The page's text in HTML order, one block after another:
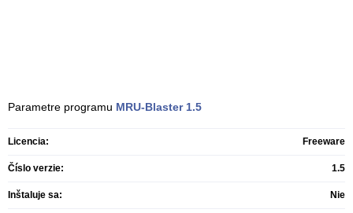
Parametre programu MRU-Blaster 1.5
Licencia: Freeware
Číslo verzie: 1.5
Inštaluje sa: Nie